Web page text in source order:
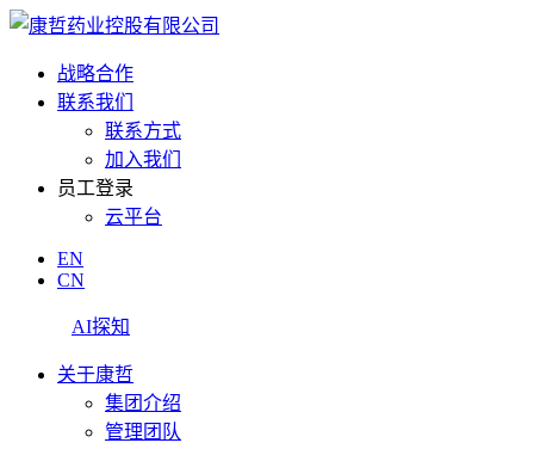
战略合作
联系我们
联系方式
加入我们
员工登录
云平台
EN
CN
AI探知
关于康哲
集团介绍
管理团队